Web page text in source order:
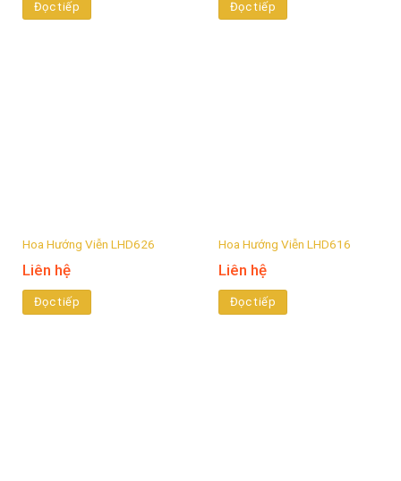
Đọc tiếp Đọc tiếp
Hoa Hướng Viễn LHD626
Liên hệ
Đọc tiếp
Hoa Hướng Viễn LHD616
Liên hệ
Đọc tiếp